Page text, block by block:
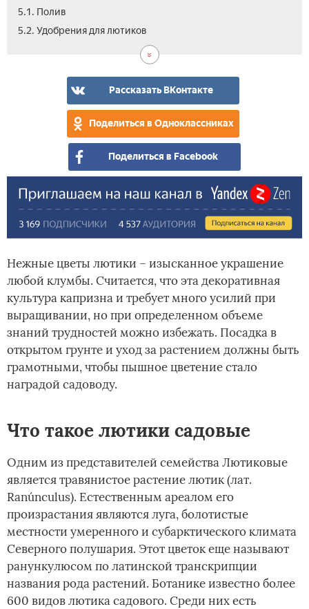
5.1. Полив
5.2. Удобрения для лютиков
Рассказать ВКонтакте
Поделиться в Одноклассниках
Поделиться в Facebook
Нежные цветы лютики – изысканное украшение
любой клумбы. Считается, что эта декоративная
культура капризна и требует много усилий при
выращивании, но при определенном объеме
знаний трудностей можно избежать. Посадка в
открытом грунте и уход за растением должны быть
грамотными, чтобы пышное цветение стало
наградой садоводу.
Что такое лютики садовые
Одним из представителей семейства Лютиковые
является травянистое растение лютик (лат.
Ranúnculus). Естественным ареалом его
произрастания являются луга, болотистые
местности умеренного и субарктического климата
Северного полушария. Этот цветок еще называют
ранункулюсом по латинской транскрипции
названия рода растений. Ботанике известно более
600 видов лютика садового. Среди них есть